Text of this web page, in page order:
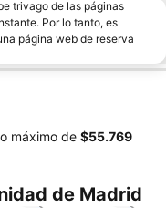
trivago de las páginas
Por lo tanto, es
página web de reserva
máximo de ‎$55.769
de Madrid